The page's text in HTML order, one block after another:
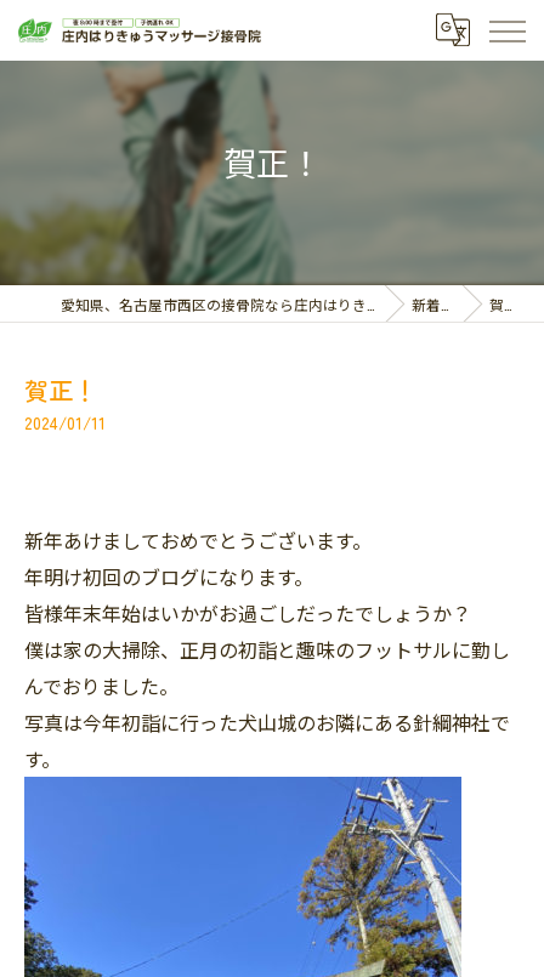
賀正！
新着情報 賀正！
賀正！
2024/01/11
新年あけましておめでとうございます。
年明け初回のブログになります。
皆様年末年始はいかがお過ごしだったでしょうか？
僕は家の大掃除、正月の初詣と趣味のフットサルに勤し
んでおりました。
写真は今年初詣に行った犬山城のお隣にある針綱神社で
す。